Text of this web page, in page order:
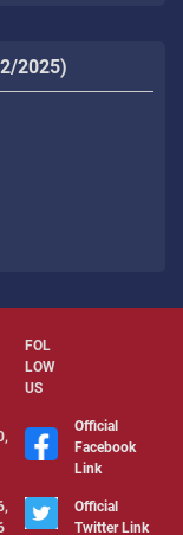
2025)
FOL
LOW
US
Official
Facebook
Link
Official
Twitter Link